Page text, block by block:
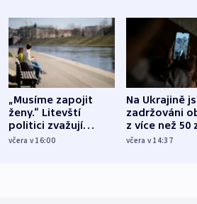
„Musíme zapojit
ženy.“ Litevští
politici zvažují
dohodu o
včera v 16:00
Na Ukrajině
zadržováni
z více než 50
Bojovali na
včera v 14:37